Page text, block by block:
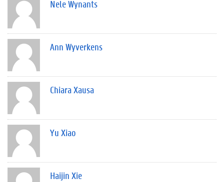
Nele Wynants
Ann Wyverkens
Chiara Xausa
Yu Xiao
Haijin Xie